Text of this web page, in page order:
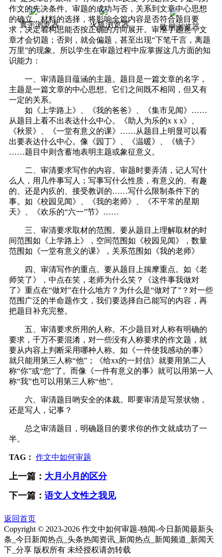
寰宇浏览器 火狐浏览器 欧朋浏览器
作文的先决条件。审题的成功与否，关系到文章中心思想
的确立，材料的选择，将影响全篇内容是否符合题目要
求，决定着构思能否按正确的方向展开。审准了题意，文
章才会切题；否则，就会偏题，甚至出现“下笔千言，离题
万里”的现象。所以学生在审题过程中应掌握这几方面的知
识能力：
一、审清题目蕴涵的主题。题目是一篇文章的名字，
主题是一篇文章的中心思想。它们之间既不相同，但又有
一定的关系。
如《上学路上》、《我的爸爸》、《集市见闻》……
从题目上看不出表达什么中心。《助人为乐的x x x》、
《秋景》、《一堂有意义的课》……从题目上明显可以看
出要表达什么中心。像《园丁》、《温暖》、《镜子》
……题目中则含蓄地表明主题或象征意义。
二、审清要求写作的内容。审题时要弄清，记人写什
么人，用几件事写人；写事写什么性质，有意义的、有趣
的、还是内疚的、接受教训的……写什么限制条件下的
事。如《校园见闻》、《我的老师》、《不平常的星期
天》、《欢乐的“六一”节》……
三、审清要求取材的范围。要从题目上理解取材的时
间范围如《上学路上》，空间范围如《校园见闻》，数量
范围如《一堂有意义的课》，关系范围如《我的老师》
四、审清写作的重点。要从题目上揣摩重点。如《老
师笑了》，中点在笑，老师为什么笑？《这件事我做对
了》重点在“做对”在什么地方？为什么是“做对了”？对一些
范围广泛的半命题作文，我们要选择自己能写的内容，再
把题目补充完整。
五、审清要求所用的人称。不少题目对人称有明确的
要求，千万不要混淆，对一些没有人称要求的作文题，就
要从内容上判断采用哪种人称。如《一件使我感动的事》
就只能用第三人称“他”；《给xx的一封信》就要用第二人
称“你”或“您”了。而像《一件有意义的事》就可以用第一人
称“我”也可以用第三人称“他”。
六、审清题目哟安全的体裁。即要审清是写景状物，
还是写人，记事？
总之审清题目，明确题目的要求你的作文就成功了一
半。
TAG： 作文中如何审题
上一篇： 大月小月的区分
下一篇： 语文人文性之我见
返回首页
Copyright © 2023-2026 作文中如何审题-独闻-今日新闻最新头
条_今日新闻热点_头条热闻资讯_新闻热点_新闻频道_新闻天
下_分享 版权所有 未经授权请勿转载